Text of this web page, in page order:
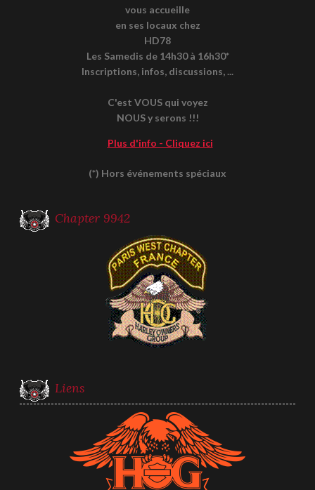
vous accueille
en ses locaux chez
HD78
Les Samedis de 14h30 à 16h30*
Inscriptions, infos, discussions, ...
C'est VOUS qui voyez
NOUS y serons !!!
Plus d'info - Cliquez ici
(*) Hors événements spéciaux
Chapter 9942
Liens